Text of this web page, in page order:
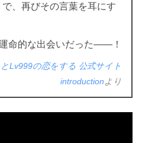
、再びその言葉を耳にす
運命的な出会いだった――！
Lv999の恋をする 公式サイト
introduction より